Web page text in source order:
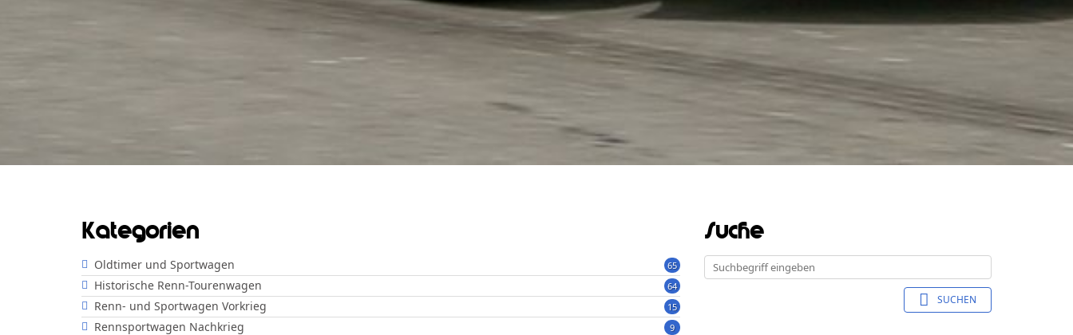
Kategorien
65
Oldtimer und Sportwagen
64
Historische Renn-Tourenwagen
15
Renn- und Sportwagen Vorkrieg
9
Rennsportwagen Nachkrieg
Suche
SUCHEN